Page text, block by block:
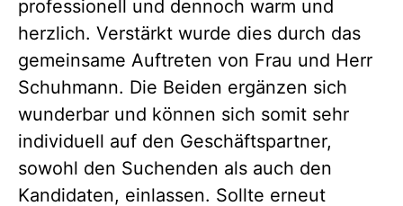
professionell und dennoch warm und
herzlich. Verstärkt wurde dies durch das
gemeinsame Auftreten von Frau und Herr
Schuhmann. Die Beiden ergänzen sich
wunderbar und können sich somit sehr
individuell auf den Geschäftspartner,
sowohl den Suchenden als auch den
Kandidaten, einlassen. Sollte erneut